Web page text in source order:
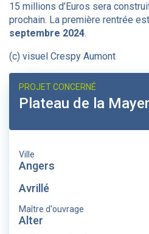
15 millions d’Euros sera
prochain. La première rentrée
septembre 2024.
(c) visuel Crespy Aumont
PROJET CONCERNÉ
Plateau de la
Ville
Angers
Avrillé
Maître d'ouvrage
Alter